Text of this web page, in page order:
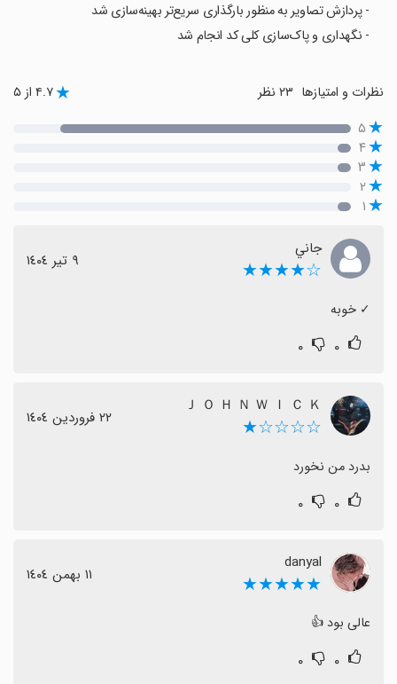
- پردازش تصاویر به منظور بارگذاری سریع‌تر بهینه‌سازی شد
- نگهداری و پاک‌سازی کلی کد انجام شد
نظرات و امتیازها ۴.۷ از ۵
۵
۴
۳
۲
۱
جاني
☆★★★★ ٩ تیر ١٤٠٤
‏✓ خوبه
۰ ۰
Ｊ Ｏ Ｈ Ｎ Ｗ Ｉ Ｃ Ｋ
☆☆☆☆★ ٢٢ فروردین ١٤٠٤
بدرد من نخورد
۰ ۰
danyal
★★★★★ ١١ بهمن ١٤٠٤
عالی بود 👍
۰ ۰